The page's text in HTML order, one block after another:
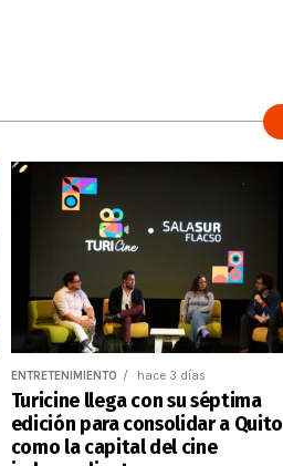
ENTRETENIMIENTO hace 3 días
Turicine llega con su séptima
edición para consolidar a Quito
como la capital del cine